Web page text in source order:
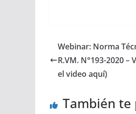
Webinar: Norma
R.VM. N°193-2020
el video aquí)
También te